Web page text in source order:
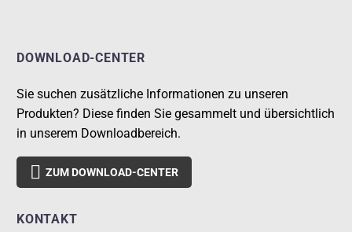
DOWNLOAD-CENTER
Sie suchen zusätzliche Informationen zu unseren
Produkten? Diese finden Sie gesammelt und übersichtlich
in unserem Downloadbereich.
 ZUM DOWNLOAD-CENTER
KONTAKT